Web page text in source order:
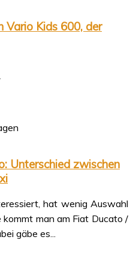
Vario Kids 600, der
Unterschied zwischen
hat wenig Auswahl
man am Fiat Ducato /
gäbe es...